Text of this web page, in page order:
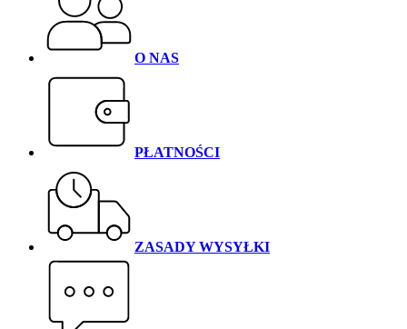
O NAS
PŁATNOŚCI
ZASADY WYSYŁKI